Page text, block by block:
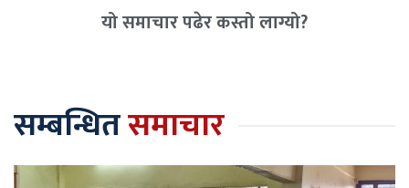
यो समाचार पढेर कस्तो लाग्यो?
सम्बन्धितसमाचार